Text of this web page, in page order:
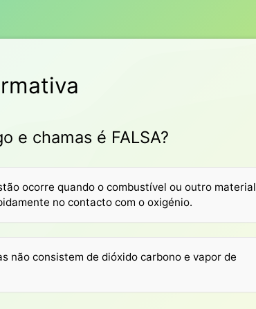
e chamas é FALSA?
ocorre quando o combustível ou outro material
no contacto com o oxigénio.
não consistem de dióxido carbono e vapor de